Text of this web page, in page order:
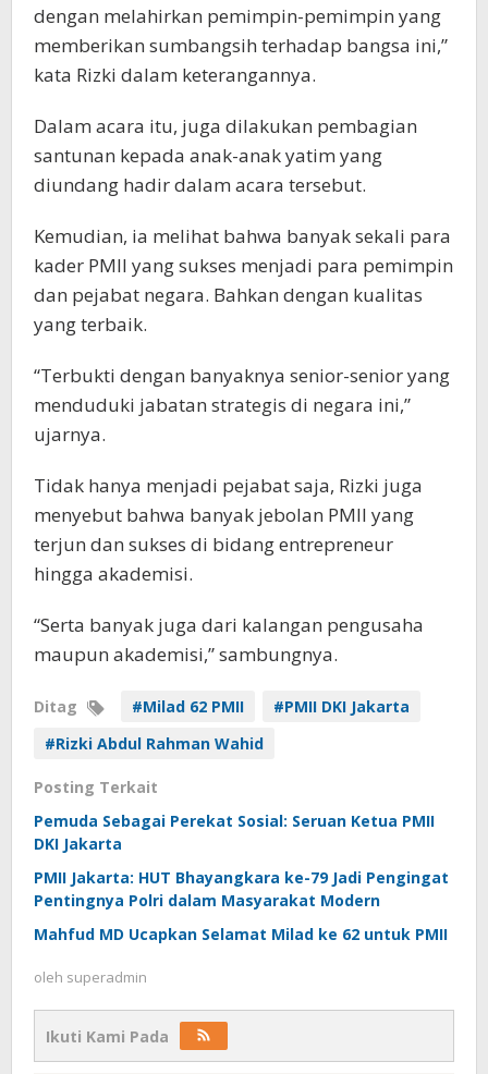
dengan melahirkan pemimpin-pemimpin yang
memberikan sumbangsih terhadap bangsa ini,”
kata Rizki dalam keterangannya.
Dalam acara itu, juga dilakukan pembagian
santunan kepada anak-anak yatim yang
diundang hadir dalam acara tersebut.
Kemudian, ia melihat bahwa banyak sekali para
kader PMII yang sukses menjadi para pemimpin
dan pejabat negara. Bahkan dengan kualitas
yang terbaik.
“Terbukti dengan banyaknya senior-senior yang
menduduki jabatan strategis di negara ini,”
ujarnya.
Tidak hanya menjadi pejabat saja, Rizki juga
menyebut bahwa banyak jebolan PMII yang
terjun dan sukses di bidang entrepreneur
hingga akademisi.
“Serta banyak juga dari kalangan pengusaha
maupun akademisi,” sambungnya.
Ditag #Milad 62 PMII
#PMII DKI Jakarta
#Rizki Abdul Rahman Wahid
Posting Terkait
Pemuda Sebagai Perekat Sosial: Seruan Ketua PMII
DKI Jakarta
PMII Jakarta: HUT Bhayangkara ke-79 Jadi Pengingat
Pentingnya Polri dalam Masyarakat Modern
Mahfud MD Ucapkan Selamat Milad ke 62 untuk PMII
oleh superadmin
Ikuti Kami Pada